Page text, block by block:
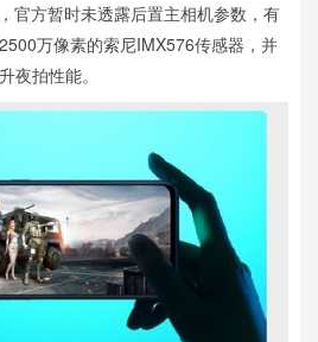
官方暂时未透露后置主相机参数，有
万像素的索尼IMX576传感器，并
夜拍性能。